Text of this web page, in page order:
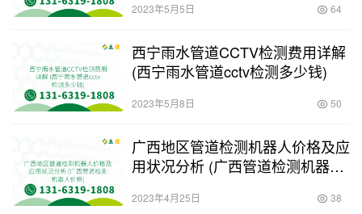
2023年5月5日 64
西宁雨水管道CCTV检测费用详解
(西宁雨水管道cctv检测多少钱)
2023年5月8日 50
广西地区管道检测机器人价格及应
用状况分析 (广西管道检测机器人
2023年4月25日 38